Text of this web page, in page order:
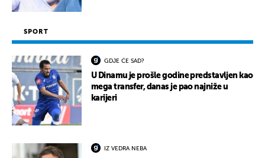
SPORT
GDJE ĆE SAD?
U Dinamu je prošle godine predstavljen kao
mega transfer, danas je pao najniže u
karijeri
IZ VEDRA NEBA